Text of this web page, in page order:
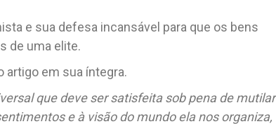
e sua defesa incansável para que os bens
de uma elite.
artigo em sua íntegra.
que deve ser satisfeita sob pena de mutilar
e à visão do mundo ela nos organiza,